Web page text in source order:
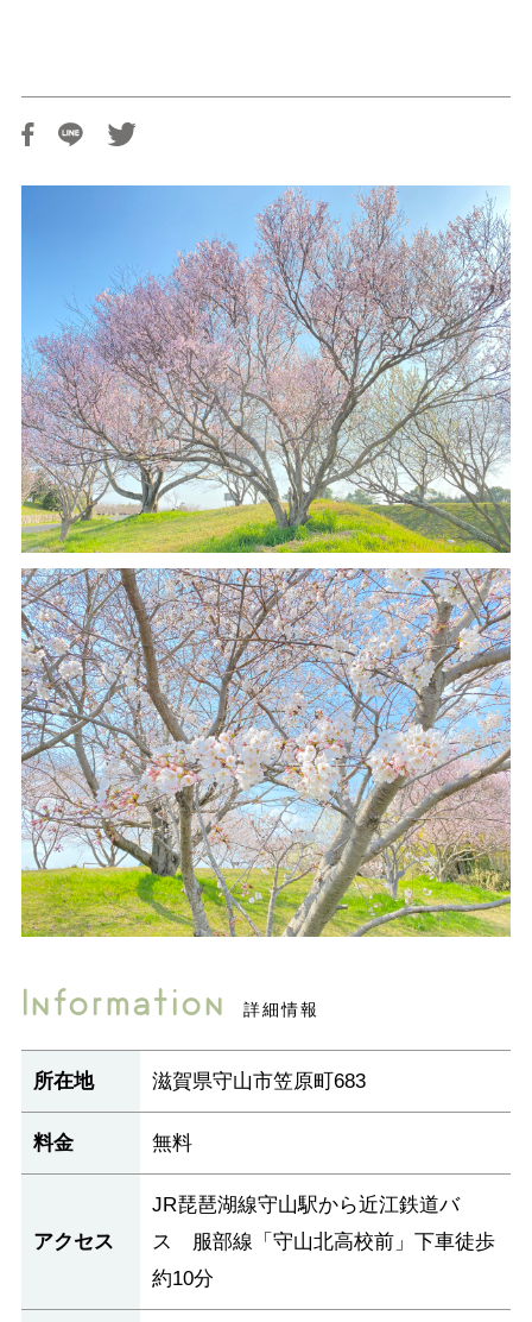
Information 詳細情報
所在地 滋賀県守山市笠原町683
料金 無料
アクセス
JR琵琶湖線守山駅から近江鉄道バ
ス 服部線「守山北高校前」下車徒歩
約10分